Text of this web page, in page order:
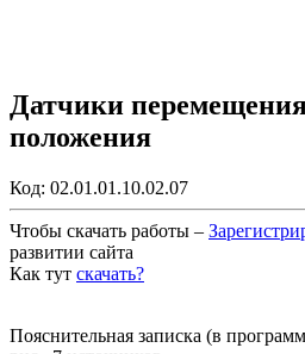
Датчики
положения
Код: 02.01.01.10.02.07
Чтобы скачать работы –
развитии сайта
Как тут скачать?
Пояснительная записка (в